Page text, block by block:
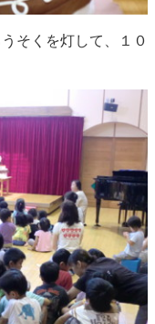
そくを灯して、１０